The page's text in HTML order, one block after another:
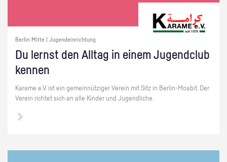
Berlin Mitte | Jugendeinrichtung
Du lernst den All­tag in einem Ju­gend­club
ken­nen
Ka­ra­me e.V. ist ein ge­mein­nüt­zi­ger Ver­ein mit Sitz in Ber­lin-Moa­bit. Der
Ver­ein rich­tet sich an alle Kin­der und Ju­gend­li­che.